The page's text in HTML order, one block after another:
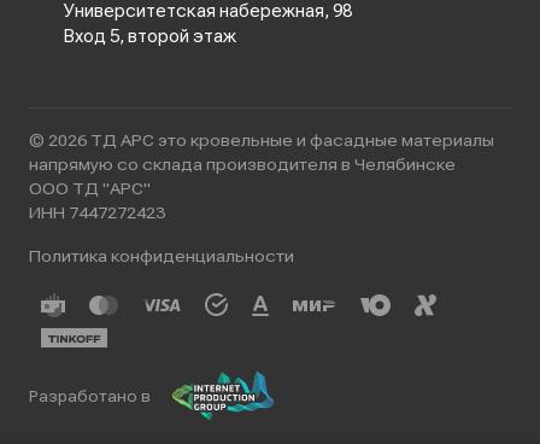
Университетская набережная, 98
Вход 5, второй этаж
© 2026 ТД АРС это кровельные и фасадные материалы
напрямую со склада производителя в Челябинске
ООО ТД "АРС"
ИНН 7447272423
Политика конфиденциальности
Разработано в